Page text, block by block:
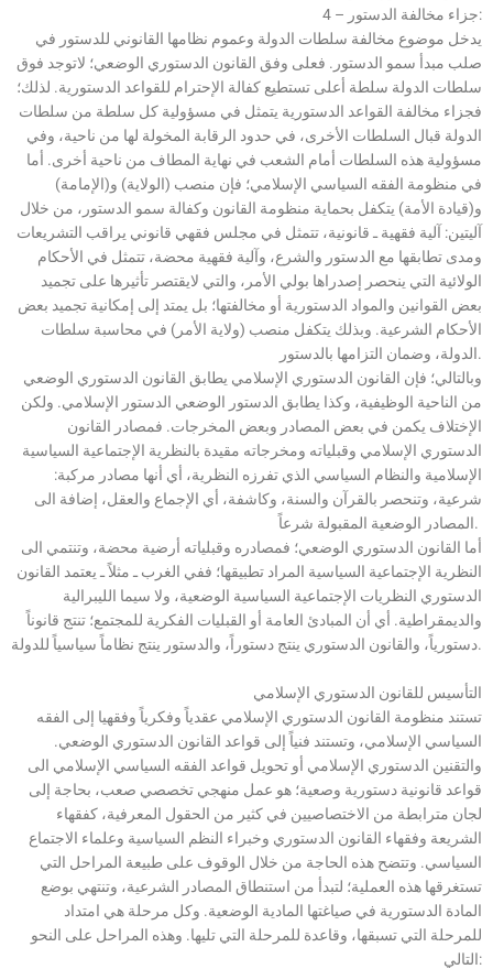
4 – جزاء مخالفة الدستور:
صلب مبدأ سمو الدستور. فعلى وفق القانون الدستوري الوضعي؛ لاتوجد فوق
سلطات الدولة سلطة أعلى تستطيع كفالة الإحترام للقواعد الدستورية. لذلك؛
فجزاء مخالفة القواعد الدستورية يتمثل في مسؤولية كل سلطة من سلطات
الدولة قبال السلطات الأخرى، في حدود الرقابة المخولة لها من ناحية، وفي
مسؤولية هذه السلطات أمام الشعب في نهاية المطاف من ناحية أخرى. أما
في منظومة الفقه السياسي الإسلامي؛ فإن منصب (الولاية) و(الإمامة)
و(قيادة الأمة) يتكفل بحماية منظومة القانون وكفالة سمو الدستور، من خلال
آليتين: آلية فقهية ـ قانونية، تتمثل في مجلس فقهي قانوني يراقب التشريعات
ومدى تطابقها مع الدستور والشرع، وآلية فقهية محضة، تتمثل في الأحكام
الولائية التي ينحصر إصدراها بولي الأمر، والتي لايقتصر تأثيرها على تجميد
بعض القوانين والمواد الدستورية أو مخالفتها؛ بل يمتد إلى إمكانية تجميد بعض
الأحكام الشرعية. وبذلك يتكفل منصب (ولاية الأمر) في محاسبة سلطات
الدولة، وضمان التزامها بالدستور.
من الناحية الوظيفية، وكذا يطابق الدستور الوضعي الدستور الإسلامي. ولكن
الإختلاف يكمن في بعض المصادر وبعض المخرجات. فمصادر القانون
الدستوري الإسلامي وقبلياته ومخرجاته مقيدة بالنظرية الإجتماعية السياسية
الإسلامية والنظام السياسي الذي تفرزه النظرية، أي أنها مصادر مركبة:
شرعية، وتنحصر بالقرآن والسنة، وكاشفة، أي الإجماع والعقل، إضافة الى
المصادر الوضعية المقبولة شرعاً.
النظرية الإجتماعية السياسية المراد تطبيقها؛ ففي الغرب ـ مثلاً ـ يعتمد القانون
الدستوري النظريات الإجتماعية السياسية الوضعية، ولا سيما الليبرالية
والديمقراطية. أي أن المبادئ العامة أو القبليات الفكرية للمجتمع؛ تنتج قانوناً
دستورياً، والقانون الدستوري ينتج دستوراً، والدستور ينتج نظاماً سياسياً للدولة.
التأسيس للقانون الدستوري الإسلامي
السياسي الإسلامي، وتستند فنياً إلى قواعد القانون الدستوري الوضعي.
والتقنين الدستوري الإسلامي أو تحويل قواعد الفقه السياسي الإسلامي الى
قواعد قانونية دستورية وصعية؛ هو عمل منهجي تخصصي صعب، بحاجة إلى
لجان مترابطة من الاختصاصيين في كثير من الحقول المعرفية، كفقهاء
الشريعة وفقهاء القانون الدستوري وخبراء النظم السياسية وعلماء الاجتماع
السياسي. وتتضح هذه الحاجة من خلال الوقوف على طبيعة المراحل التي
تستغرقها هذه العملية؛ لتبدأ من استنطاق المصادر الشرعية، وتنتهي بوضع
المادة الدستورية في صياغتها المادية الوضعية. وكل مرحلة هي امتداد
للمرحلة التي تسبقها، وقاعدة للمرحلة التي تليها. وهذه المراحل على النحو
التالي: